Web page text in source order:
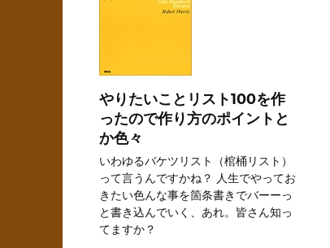
やりたいことリスト100を作
ったので作り方のポイントと
か色々
いわゆるバケツリスト（棺桶リスト）
って言うんですかね？ 人生でやってお
きたい色んな事を箇条書きでバーーっ
と書き込んでいく、あれ。皆さん知っ
てますか？